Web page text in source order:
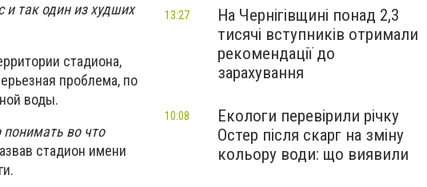
и так один из худших
стадиона,
проблема, по
воды.
понимать во что
стадион имени
На Чернігівщині понад 2,3
тисячі вступників отримали
рекомендації до
зарахування
13:27
Екологи перевірили річку
Остер після скарг на зміну
кольору води: що виявили
10:08